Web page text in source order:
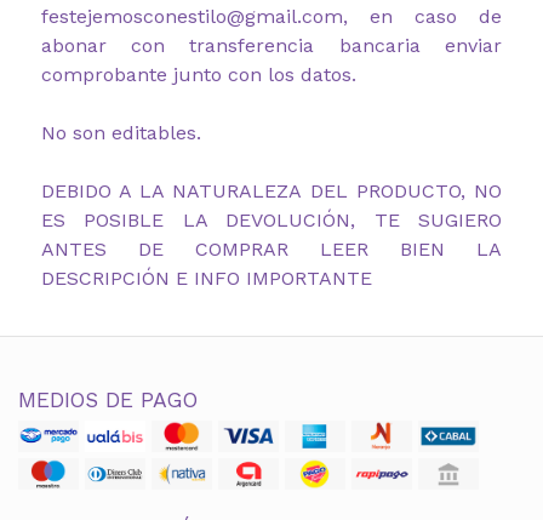
festejemosconestilo@gmail.com, en caso de
abonar con transferencia bancaria enviar
comprobante junto con los datos.
No son editables.
DEBIDO A LA NATURALEZA DEL PRODUCTO, NO
ES POSIBLE LA DEVOLUCIÓN, TE SUGIERO
ANTES DE COMPRAR LEER BIEN LA
DESCRIPCIÓN E INFO IMPORTANTE
MEDIOS DE PAGO